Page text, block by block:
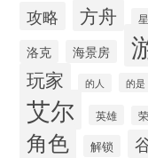
攻略 方舟
洛克 海景房
玩家 的人 的是
艾尔 英雄
角色 解锁